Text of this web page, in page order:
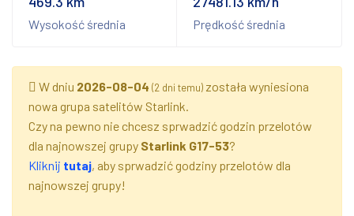
Wysokość średnia Prędkość średnia
W dniu 2026-08-04 (2 dni temu) została wyniesiona
nowa grupa satelitów Starlink.
Czy na pewno nie chcesz sprwadzić godzin przelotów
dla najnowszej grupy Starlink G17-53?
Kliknij tutaj, aby sprwadzić godziny przelotów dla
najnowszej grupy!